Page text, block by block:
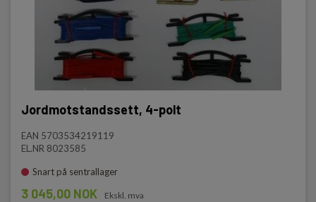
Jordmotstandssett, 4-polt
EAN 5703534219119
EL.NR 8023585
Snart på sentrallager
3 045,00 NOK Ekskl. mva